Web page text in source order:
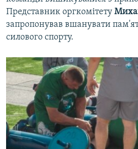
Представник оргкомітету
запропонував вшанувати
силового спорту.